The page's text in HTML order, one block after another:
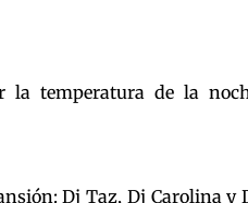
la temperatura de la
Dj Taz, Dj Carolina y